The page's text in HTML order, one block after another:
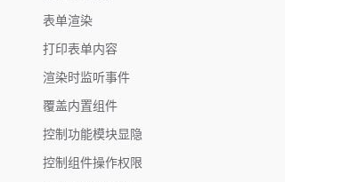
表单渲染
打印表单内容
渲染时监听事件
覆盖内置组件
控制功能模块显隐
控制组件操作权限